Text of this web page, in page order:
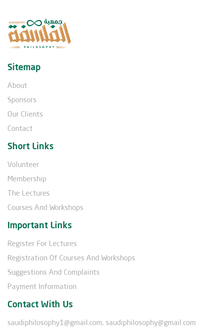
Sitemap
About
Sponsors
Our Clients
Contact
Short Links
Volunteer
Membership
The Lectures
Courses And Workshops
Important Links
Register For Lectures
Registration Of Courses And Workshops
Suggestions And Complaints
Payment Information
Contact With Us
saudiphilosophy1@gmail.com, saudiphilosophy@gmail.com